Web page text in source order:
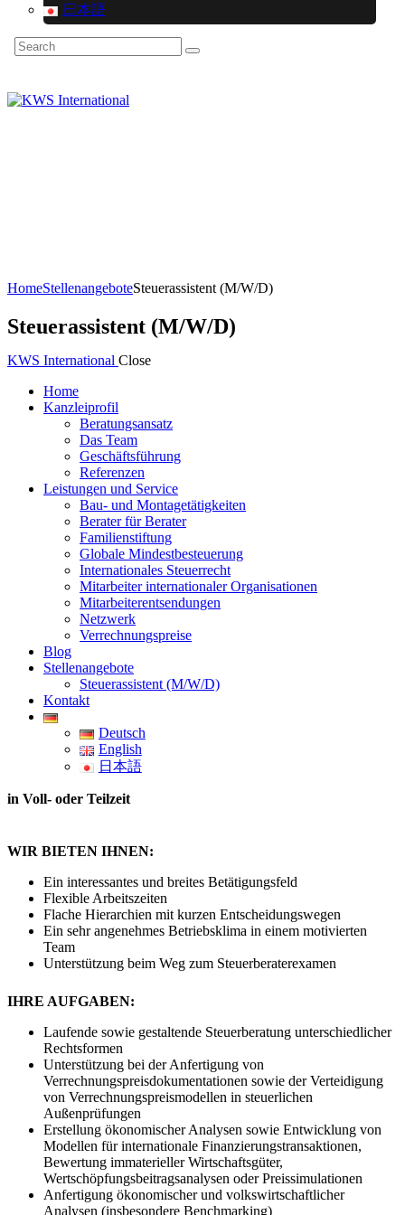
日本語
Search
HomeStellenangeboteSteuerassistent (M/W/D)
Steuerassistent (M/W/D)
KWS International Close
Home
Kanzleiprofil
Beratungsansatz
Das Team
Geschäftsführung
Referenzen
Leistungen und Service
Bau- und Montagetätigkeiten
Berater für Berater
Familienstiftung
Globale Mindestbesteuerung
Internationales Steuerrecht
Mitarbeiter internationaler Organisationen
Mitarbeiterentsendungen
Netzwerk
Verrechnungspreise
Blog
Stellenangebote
Steuerassistent (M/W/D)
Kontakt
Deutsch
English
日本語
in Voll- oder Teilzeit
WIR BIETEN IHNEN:
Ein interessantes und breites Betätigungsfeld
Flexible Arbeitszeiten
Flache Hierarchien mit kurzen Entscheidungswegen
Ein sehr angenehmes Betriebsklima in einem motivierten
Team
Unterstützung beim Weg zum Steuerberaterexamen
IHRE AUFGABEN:
Laufende sowie gestaltende Steuerberatung unterschiedlicher
Rechtsformen
Unterstützung bei der Anfertigung von
Verrechnungspreisdokumentationen sowie der Verteidigung
von Verrechnungspreismodellen in steuerlichen
Außenprüfungen
Erstellung ökonomischer Analysen sowie Entwicklung von
Modellen für internationale Finanzierungstransaktionen,
Bewertung immaterieller Wirtschaftsgüter,
Wertschöpfungsbeitragsanalysen oder Preissimulationen
Anfertigung ökonomischer und volkswirtschaftlicher
Analysen (insbesondere Benchmarking)